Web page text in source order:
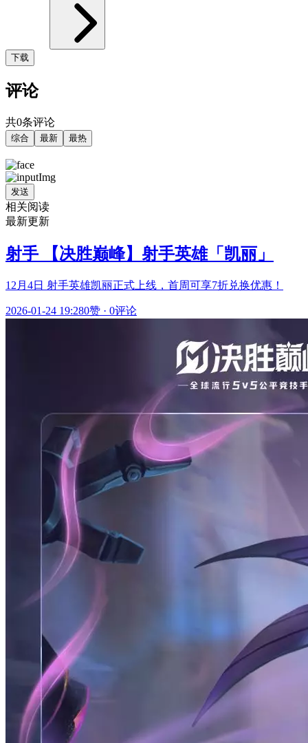
下载
评论
共0条评论
综合 最新 最热
发送
相关阅读
最新更新
射手 【决胜巅峰】射手英雄「凯丽」
12月4日 射手英雄凯丽正式上线，首周可享7折兑换优惠！
2026-01-24 19:280赞 · 0评论